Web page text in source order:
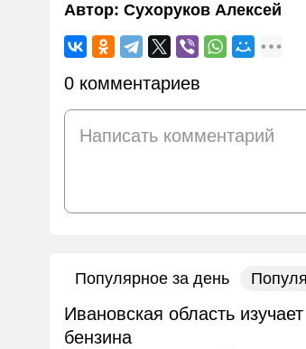
Автор: Сухоруков Алексей
0 комментариев
Популярное за день
Ивановская область
бензина